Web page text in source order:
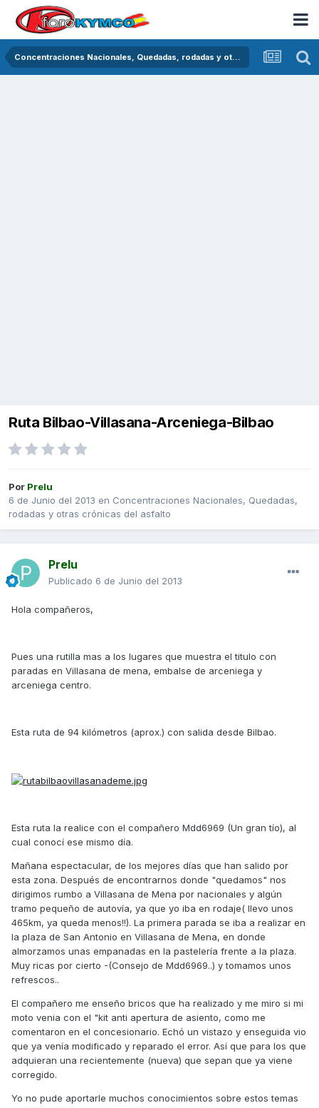
Concentraciones Nacionales, Quedadas, rodadas y otras crónicas del asfalto
Ruta Bilbao-Villasana-Arceniega-Bilbao
Por Prelu
6 de Junio del 2013 en Concentraciones Nacionales, Quedadas,
rodadas y otras crónicas del asfalto
Prelu
Publicado 6 de Junio del 2013
Hola compañeros,
Pues una rutilla mas a los lugares que muestra el titulo con
paradas en Villasana de mena, embalse de arceniega y
arceniega centro.
Esta ruta de 94 kilómetros (aprox.) con salida desde Bilbao.
Esta ruta la realice con el compañero Mdd6969 (Un gran tío), al
cual conocí ese mismo día.
Mañana espectacular, de los mejores días que han salido por
esta zona. Después de encontrarnos donde "quedamos" nos
dirigimos rumbo a Villasana de Mena por nacionales y algún
tramo pequeño de autovía, ya que yo iba en rodaje( llevo unos
465km, ya queda menos!!). La primera parada se iba a realizar en
la plaza de San Antonio en Villasana de Mena, en donde
almorzamos unas empanadas en la pastelería frente a la plaza.
Muy ricas por cierto -(Consejo de Mdd6969..) y tomamos unos
refrescos..
El compañero me enseño bricos que ha realizado y me miro si mi
moto venia con el "kit anti apertura de asiento, como me
comentaron en el concesionario. Echó un vistazo y enseguida vio
que ya venía modificado y reparado el error. Así que para los que
adquieran una recientemente (nueva) que sepan que ya viene
corregido.
Yo no pude aportarle muchos conocimientos sobre estos temas